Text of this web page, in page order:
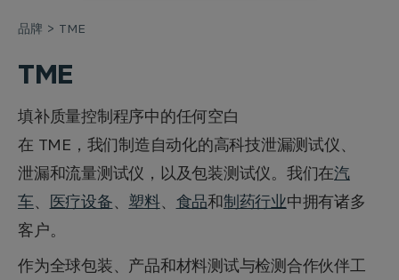
品牌 TME
TME
填补质量控制程序中的任何空白
在 TME，我们制造自动化的高科技泄漏测试仪、
泄漏和流量测试仪，以及包装测试仪。我们在汽
车、 医疗设备、 塑料、 食品和制药行业中拥有诸多
客户。
作为全球包装、产品和材料测试与检测合作伙伴工